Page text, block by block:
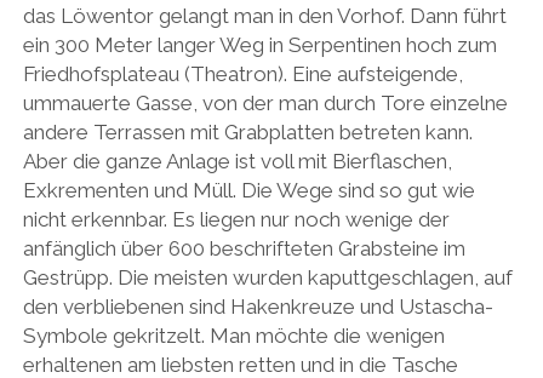
das Löwentor gelangt man in den Vorhof. Dann führt
ein 300 Meter langer Weg in Serpentinen hoch zum
Friedhofsplateau (Theatron). Eine aufsteigende,
ummauerte Gasse, von der man durch Tore einzelne
andere Terrassen mit Grabplatten betreten kann.
Aber die ganze Anlage ist voll mit Bierflaschen,
Exkrementen und Müll. Die Wege sind so gut wie
nicht erkennbar. Es liegen nur noch wenige der
anfänglich über 600 beschrifteten Grabsteine im
Gestrüpp. Die meisten wurden kaputtgeschlagen, auf
den verbliebenen sind Hakenkreuze und Ustascha-
Symbole gekritzelt. Man möchte die wenigen
erhaltenen am liebsten retten und in die Tasche